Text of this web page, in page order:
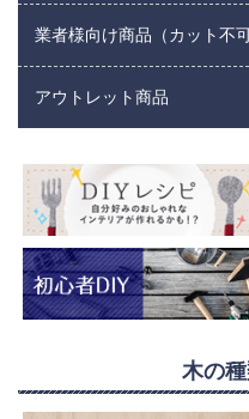
業者様向け商品（カット不
アウトレット商品
木の